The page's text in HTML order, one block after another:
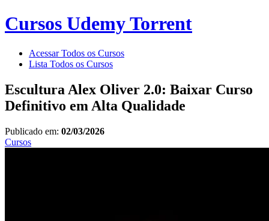
Cursos Udemy Torrent
Acessar Todos os Cursos
Lista Todos os Cursos
Escultura Alex Oliver 2.0: Baixar Curso
Definitivo em Alta Qualidade
Publicado em: 02/03/2026
Cursos